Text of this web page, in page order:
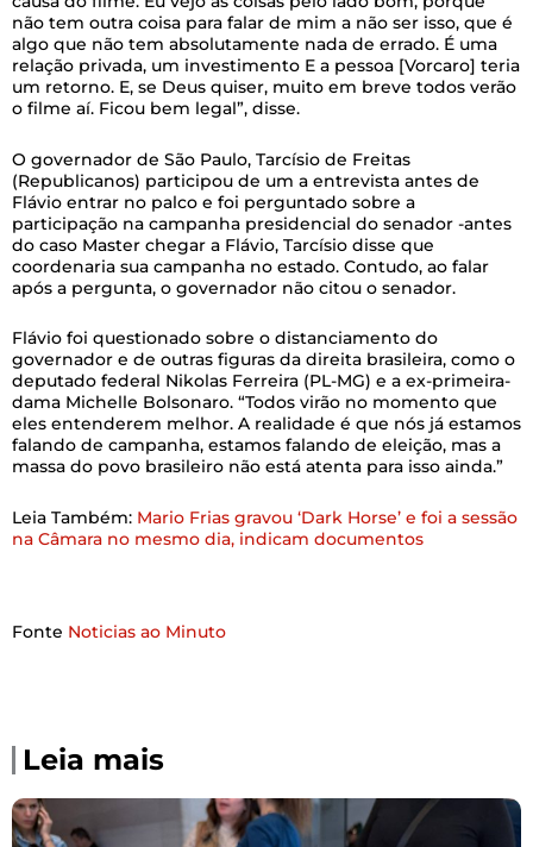
não tem outra coisa para falar de mim a não ser isso, que é
algo que não tem absolutamente nada de errado. É uma
relação privada, um investimento E a pessoa [Vorcaro] teria
um retorno. E, se Deus quiser, muito em breve todos verão
o filme aí. Ficou bem legal”, disse.
O governador de São Paulo, Tarcísio de Freitas
(Republicanos) participou de um a entrevista antes de
Flávio entrar no palco e foi perguntado sobre a
participação na campanha presidencial do senador -antes
do caso Master chegar a Flávio, Tarcísio disse que
coordenaria sua campanha no estado. Contudo, ao falar
após a pergunta, o governador não citou o senador.
Flávio foi questionado sobre o distanciamento do
governador e de outras figuras da direita brasileira, como o
deputado federal Nikolas Ferreira (PL-MG) e a ex-primeira-
dama Michelle Bolsonaro. “Todos virão no momento que
eles entenderem melhor. A realidade é que nós já estamos
falando de campanha, estamos falando de eleição, mas a
massa do povo brasileiro não está atenta para isso ainda.”
Leia Também: Mario Frias gravou ‘Dark Horse’ e foi a sessão
na Câmara no mesmo dia, indicam documentos
Fonte Noticias ao Minuto
Leia mais